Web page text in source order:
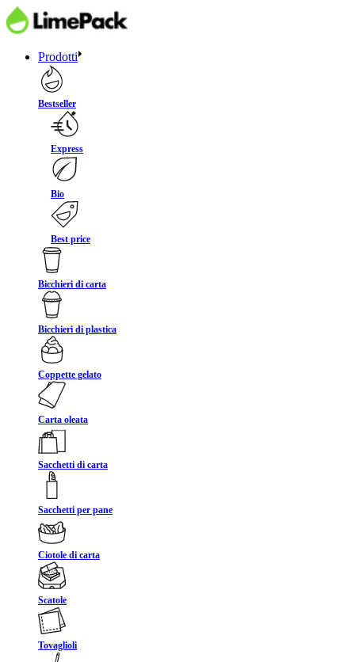
Prodotti
Bestseller
Express
Bio
Best price
Bicchieri di carta
Bicchieri di plastica
Coppette gelato
Carta oleata
Sacchetti di carta
Sacchetti per pane
Ciotole di carta
Scatole
Tovaglioli